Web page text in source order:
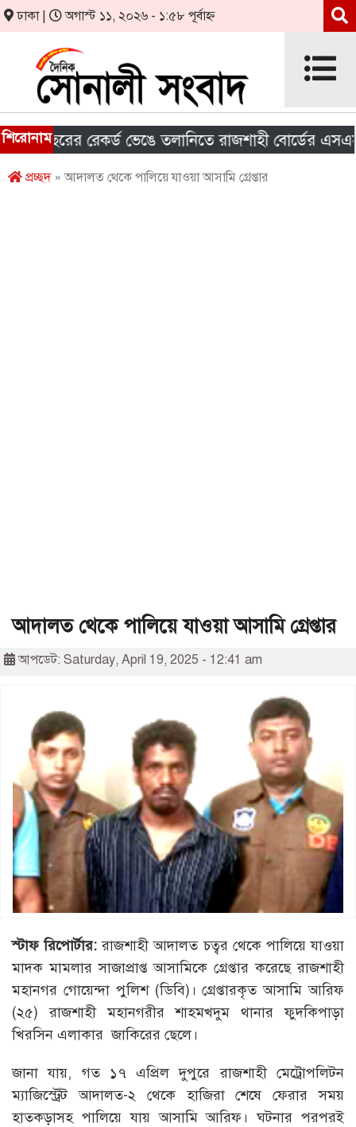
ঢাকা | অগাস্ট ১১, ২০২৬ - ১:৫৮ পূর্বাহ্ন
শিরোনামরেকর্ড ভেঙে তলানিতে রাজশাহী বোর্ডের এসএসসির
প্রচ্ছদ» আদালত থেকে পালিয়ে যাওয়া আসামি গ্রেপ্তার
আদালত থেকে পালিয়ে যাওয়া আসামি গ্রেপ্তার
আপডেট: Saturday, April 19, 2025 - 12:41 am
স্টাফ রিপোর্টার: রাজশাহী আদালত চত্বর থেকে পালিয়ে যাওয়া
মাদক মামলার সাজাপ্রাপ্ত আসামিকে গ্রেপ্তার করেছে রাজশাহী
মহানগর গোয়েন্দা পুলিশ (ডিবি)। গ্রেপ্তারকৃত আসামি আরিফ
(২৫) রাজশাহী মহানগরীর শাহমখদুম থানার ফুদকিপাড়া
খিরসিন এলাকার জাকিরের ছেলে।
জানা যায়, গত ১৭ এপ্রিল দুপুরে রাজশাহী মেট্রোপলিটন
ম্যাজিস্ট্রেট আদালত-২ থেকে হাজিরা শেষে ফেরার সময়
হাতকড়াসহ পালিয়ে যায় আসামি আরিফ। ঘটনার পরপরই